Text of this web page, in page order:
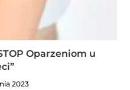
Oparzeniom u
2023